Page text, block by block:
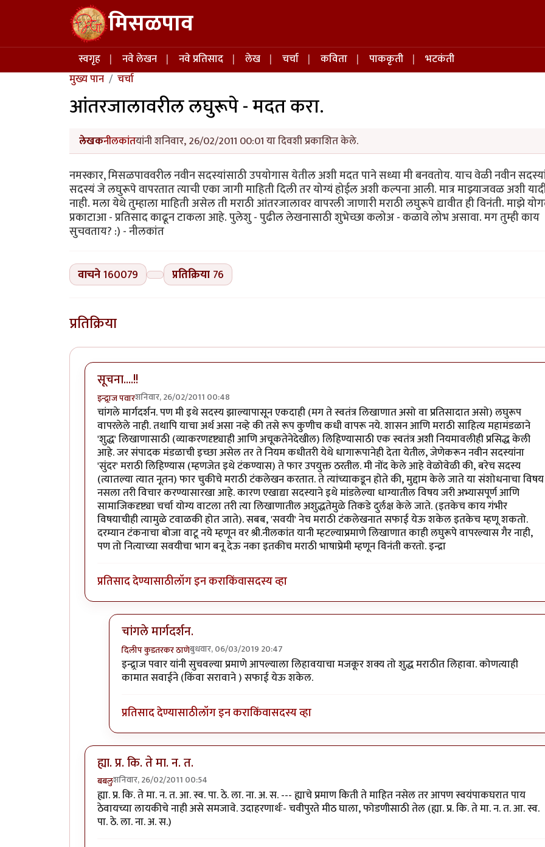
Skip to main content मिसळपाव
Main navigation
स्वगृह नवे लेखन नवे प्रतिसाद लेख चर्चा कविता पाककृती
भटकंती
मुख्य पान
चर्चा
आंतरजालावरील लघुरूपे - मदत करा.
लेखकनीलकांतयांनी शनिवार, 26/02/2011 00:01 या दिवशी प्रकाशित केले.
नमस्कार, मिसळपाववरील नवीन सदस्यांसाठी उपयोगास येतील अशी मदत पाने सध्या मी बनवतोय. याच वेळी नवीन
सदस्यं जे लघुरूपे वापरतात त्याची एका जागी माहिती दिली तर योग्यं होईल अशी कल्पना आली. मात्र माझ्याजवळ अशी
नाही. मला येथे तुम्हाला माहिती असेल ती मराठी आंतरजालावर वापरली जाणारी मराठी लघुरूपे द्यावीत ही विनंती. माझे
प्रकाटाआ - प्रतिसाद काढून टाकला आहे. पुलेशु - पुढील लेखनासाठी शुभेच्छा कलोअ - कळावे लोभ असावा. मग तुम्ही काय
सुचवताय? :) - नीलकांत
वाचने160079 प्रतिक्रिया 76
प्रतिक्रिया
सूचना....!!
इन्द्र्राज पवारशनिवार, 26/02/2011 00:48
चांगले मार्गदर्शन. पण मी इथे सदस्य झाल्यापासून एकदाही (मग ते स्वतंत्र लिखाणात असो वा प्रतिसादात असो) लघुरूप
वापरलेले नाही. तथापि याचा अर्थ असा नव्हे की तसे रूप कुणीच कधी वापरू नये. शासन आणि मराठी साहित्य महामंडळाने
'शुद्ध' लिखाणासाठी (व्याकरणदृष्ट्याही आणि अचूकतेनेदेखील) लिहिण्यासाठी एक स्वतंत्र अशी नियमावलीही प्रसिद्ध केली
आहे. जर संपादक मंडळाची इच्छा असेल तर ते नियम कधीतरी येथे धागारूपानेही देता येतील, जेणेकरून नवीन सदस्यांना
'सुंदर' मराठी लिहिण्यास (म्हणजेत इथे टंकण्यास) ते फार उपयुक्त ठरतील. मी नोंद केले आहे वेळोवेळी की, बरेच सदस्य
(त्यातल्या त्यात नूतन) फार चुकीचे मराठी टंकलेखन करतात. ते त्यांच्याकडून होते की, मुद्दाम केले जाते या संशोधनाचा विषय
नसला तरी विचार करण्यासारखा आहे. कारण एखाद्या सदस्याने इथे मांडलेल्या धाग्यातील विषय जरी अभ्यासपूर्ण आणि
सामाजिकदृष्ट्या चर्चा योग्य वाटला तरी त्या लिखाणातील अशुद्धतेमुळे तिकडे दुर्लक्ष केले जाते. (इतकेच काय गंभीर
विषयाचीही त्यामुळे टवाळकी होत जाते). सबब, 'सवयी' नेच मराठी टंकलेखनात सफाई येऊ शकेल इतकेच म्हणू शकतो.
दरम्यान टंकनाचा बोजा वाटू नये म्हणून वर श्री.नीलकांत यानी म्हटल्याप्रमाणे लिखाणात काही लघुरूपे वापरल्यास गैर नाही,
पण तो नित्याच्या सवयीचा भाग बनू देऊ नका इतकीच मराठी भाषाप्रेमी म्हणून विनंती करतो. इन्द्रा
प्रतिसाद देण्यासाठीलॉग इन कराकिंवासदस्य व्हा
चांगले मार्गदर्शन.
दिलीप कुडतरकर ठाणेबुधवार, 06/03/2019 20:47
In reply toसूचना....!!byइन्द्र्राज पवार
इन्द्र्राज पवार यांनी सुचवल्या प्रमाणे आपल्याला लिहावयाचा मजकूर शक्य तो शुद्ध मराठीत लिहावा. कोणत्याही
कामात सवाईने (किंवा सरावाने ) सफाई येऊ शकेल.
प्रतिसाद देण्यासाठीलॉग इन कराकिंवासदस्य व्हा
ह्या. प्र. कि. ते मा. न. त.
बबलुशनिवार, 26/02/2011 00:54
ह्या. प्र. कि. ते मा. न. त. आ. स्व. पा. ठे. ला. ना. अ. स. --- ह्याचे प्रमाण किती ते माहित नसेल तर आपण स्वयंपाकघरात पाय
ठेवायच्या लायकीचे नाही असे समजावे. उदाहरणार्थः- चवीपुरते मीठ घाला, फोडणीसाठी तेल (ह्या. प्र. कि. ते मा. न. त. आ. स्व.
पा. ठे. ला. ना. अ. स.)